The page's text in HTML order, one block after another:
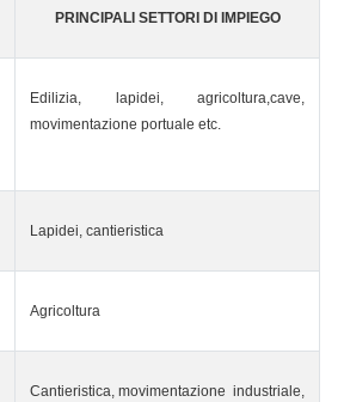
PRINCIPALI SETTORI DI IMPIEGO
Edilizia, lapidei, agricoltura,cave,
movimentazione portuale etc.
Lapidei, cantieristica
Agricoltura
Cantieristica, movimentazione industriale,